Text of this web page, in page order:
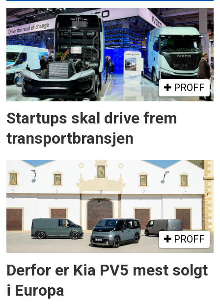
PROFF
Startups skal drive frem
transportbransjen
PROFF
Derfor er Kia PV5 mest solgt
i Europa